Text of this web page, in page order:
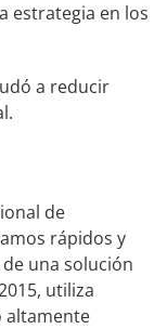
estrategia en los
a reducir
de
rápidos y
una solución
utiliza
altamente